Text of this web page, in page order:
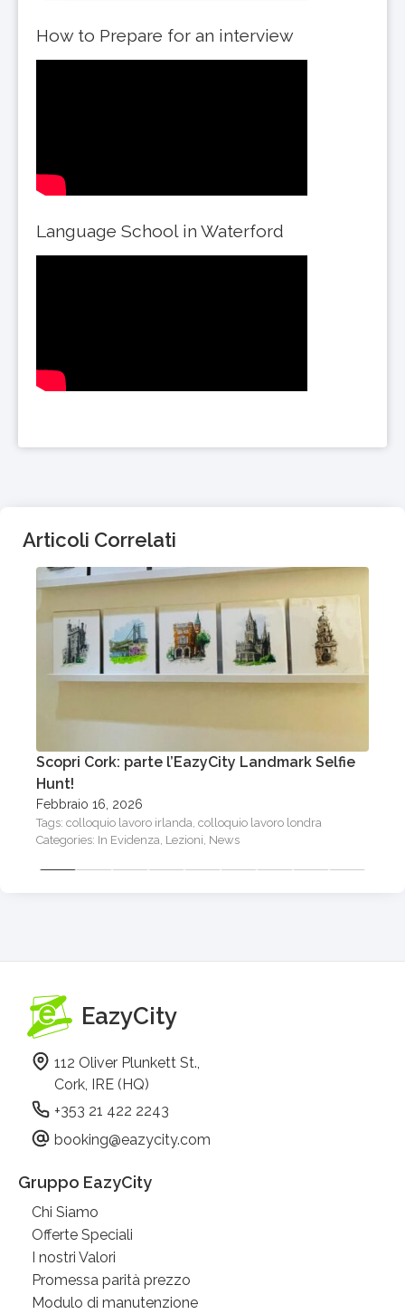
How to Prepare for an interview
Language School in Waterford
Articoli Correlati
Scopri Cork: parte l’EazyCity Landmark Selfie
Hunt!
Febbraio 16, 2026
Tags: colloquio lavoro irlanda, colloquio lavoro londra
Categories: In Evidenza, Lezioni, News
EazyCity
112 Oliver Plunkett St.,
Cork, IRE (HQ)
+353 21 422 2243
booking@eazycity.com
Gruppo EazyCity
Chi Siamo
Offerte Speciali
I nostri Valori
Promessa parità prezzo
Modulo di manutenzione